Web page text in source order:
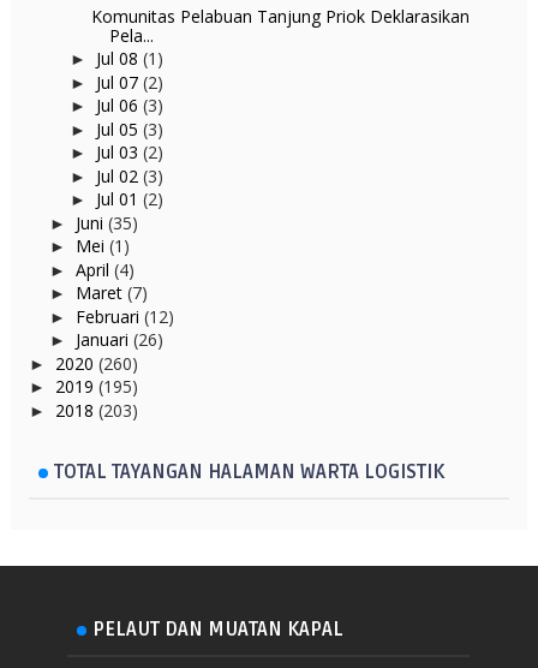
Komunitas Pelabuan Tanjung Priok Deklarasikan
Pela...
► Jul 08 (1)
► Jul 07 (2)
► Jul 06 (3)
► Jul 05 (3)
► Jul 03 (2)
► Jul 02 (3)
► Jul 01 (2)
► Juni (35)
► Mei (1)
► April (4)
► Maret (7)
► Februari (12)
► Januari (26)
► 2020 (260)
► 2019 (195)
► 2018 (203)
TOTAL TAYANGAN HALAMAN WARTA LOGISTIK
PELAUT DAN MUATAN KAPAL